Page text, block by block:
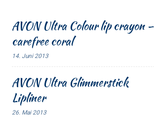
AVON Ultra Colour lip crayon –
carefree coral
14. Juni 2013
AVON Ultra Glimmerstick
Lipliner
26. Mai 2013